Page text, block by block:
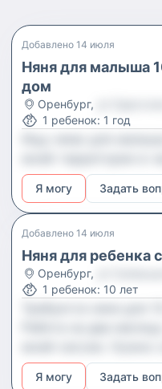
Добавлено 14 июля
Няня для малыша
дом
Оренбург,
1 ребенок: 1 год
Я могу Задать
Добавлено 14 июля
Няня для ребенка
Оренбург,
1 ребенок: 10 лет
занятия с
машины,
Я могу Задать